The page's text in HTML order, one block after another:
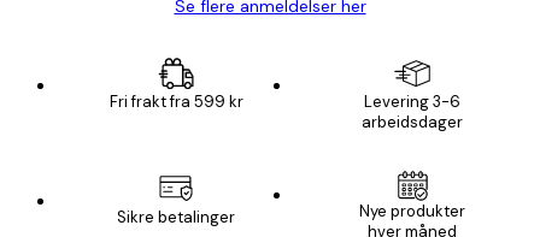
Se flere anmeldelser her
Fri frakt fra 599 kr
Levering 3-6
arbeidsdager
Sikre betalinger
Nye produkter
hver måned